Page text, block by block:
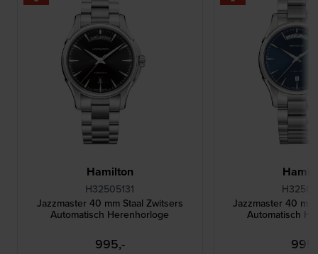
Hamilton
H32505131
Jazzmaster 40 mm Staal Zwitsers
Automatisch Herenhorloge
995,-
Jazzmaster 40
Automatisch